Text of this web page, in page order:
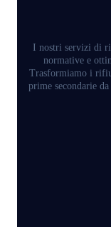
I nostri servizi di
normative e
Trasformiamo i
prime secondarie